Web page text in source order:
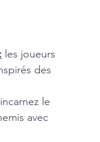
les joueurs
des
le
avec